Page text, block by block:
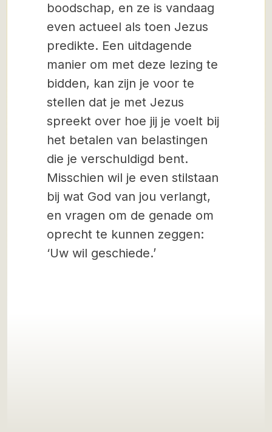
boodschap, en ze is vandaag
even actueel als toen Jezus
predikte. Een uitdagende
manier om met deze lezing te
bidden, kan zijn je voor te
stellen dat je met Jezus
spreekt over hoe jij je voelt bij
het betalen van belastingen
die je verschuldigd bent.
Misschien wil je even stilstaan
bij wat God van jou verlangt,
en vragen om de genade om
oprecht te kunnen zeggen:
‘Uw wil geschiede.’